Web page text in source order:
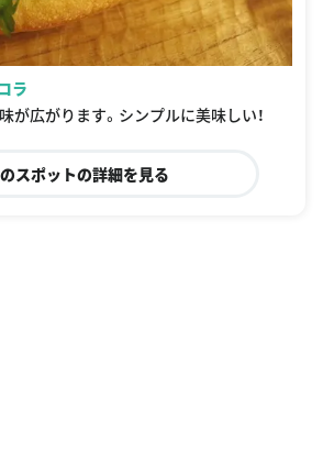
ラ
が広がります。シンプルに美味しい！
スポットの詳細を見る